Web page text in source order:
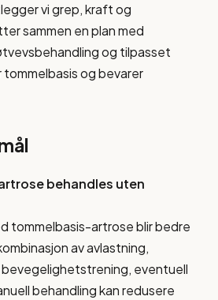
vi grep, kraft og
sammen en plan med
og tilpasset
og bevarer
behandles uten
tommelbasis-artrose blir bedre
av avlastning,
eventuell
behandling kan redusere